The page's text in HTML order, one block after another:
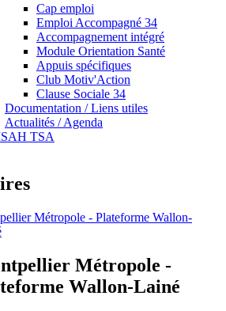
Cap emploi
Emploi Accompagné 34
Accompagnement intégré
Module Orientation Santé
Appuis spécifiques
Club Motiv'Action
Clause Sociale 34
Documentation / Liens utiles
Actualités / Agenda
TSA
Métropole - Plateforme Wallon-
Métropole -
Wallon-Lainé